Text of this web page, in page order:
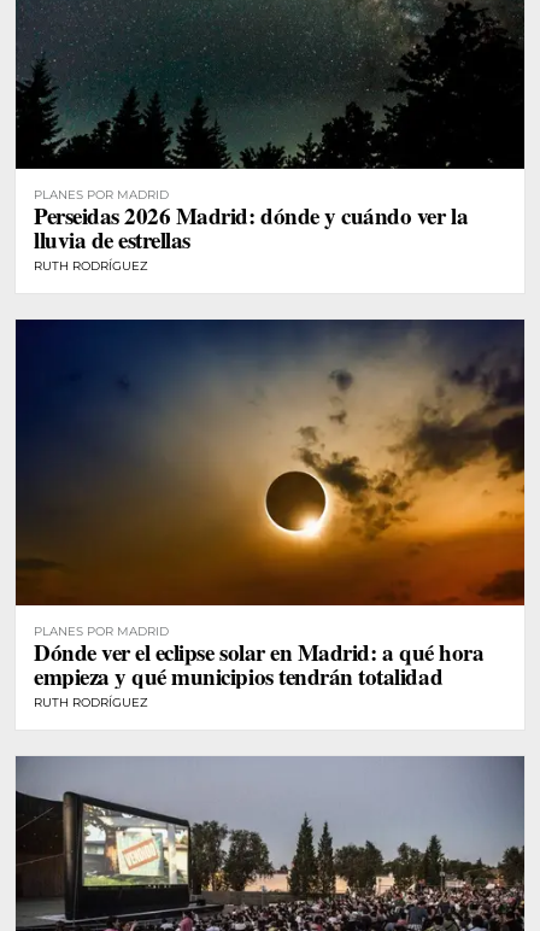
PLANES POR MADRID
Perseidas 2026 Madrid: dónde y cuándo ver la
lluvia de estrellas
RUTH RODRÍGUEZ
PLANES POR MADRID
Dónde ver el eclipse solar en Madrid: a qué hora
empieza y qué municipios tendrán totalidad
RUTH RODRÍGUEZ